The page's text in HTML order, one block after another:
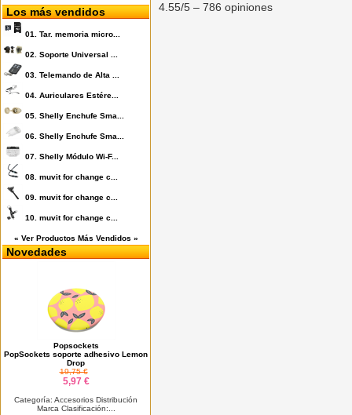
Los más vendidos
01. Tar. memoria micro...
02. Soporte Universal ...
03. Telemando de Alta ...
04. Auriculares Estére...
05. Shelly Enchufe Sma...
06. Shelly Enchufe Sma...
07. Shelly Módulo Wi-F...
08. muvit for change c...
09. muvit for change c...
10. muvit for change c...
« Ver Productos Más Vendidos »
Novedades
Popsockets
PopSockets soporte adhesivo Lemon
Drop
19,75 €
5,97 €
Categoría: Accesorios Distribución
Marca Clasificación:...
4.55/5 – 786 opiniones